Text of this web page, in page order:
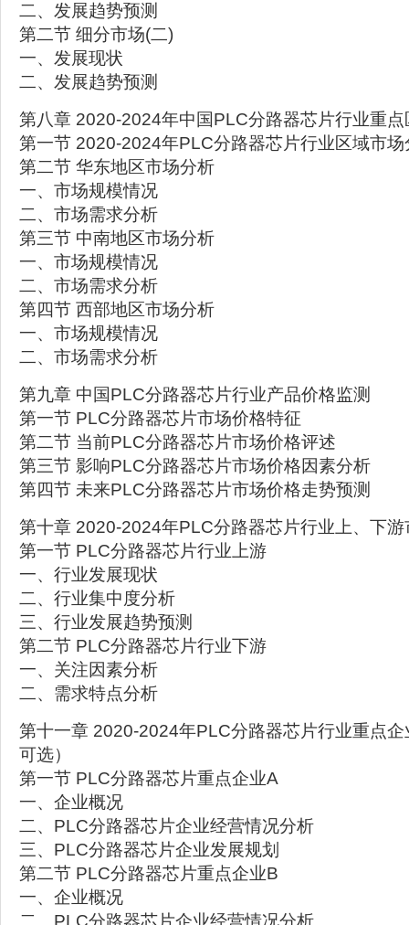
二、发展趋势预测
第二节 细分市场(二)
一、发展现状
二、发展趋势预测
第八章 2020-2024年中国PLC分路器芯片行业重
第一节 2020-2024年PLC分路器芯片行业区域市场
第二节 华东地区市场分析
一、市场规模情况
二、市场需求分析
第三节 中南地区市场分析
一、市场规模情况
二、市场需求分析
第四节 西部地区市场分析
一、市场规模情况
二、市场需求分析
第九章 中国PLC分路器芯片行业产品价格监测
第一节 PLC分路器芯片市场价格特征
第二节 当前PLC分路器芯片市场价格评述
第三节 影响PLC分路器芯片市场价格因素分析
第四节 未来PLC分路器芯片市场价格走势预测
第十章 2020-2024年PLC分路器芯片行业上、下游
第一节 PLC分路器芯片行业上游
一、行业发展现状
二、行业集中度分析
三、行业发展趋势预测
第二节 PLC分路器芯片行业下游
一、关注因素分析
二、需求特点分析
第十一章 2020-2024年PLC分路器芯片行业重点
可选）
第一节 PLC分路器芯片重点企业A
一、企业概况
二、PLC分路器芯片企业经营情况分析
三、PLC分路器芯片企业发展规划
第二节 PLC分路器芯片重点企业B
一、企业概况
二、PLC分路器芯片企业经营情况分析